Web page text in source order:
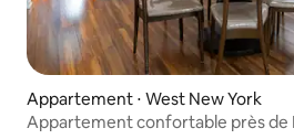
Appartement ⋅ West New York
Appartement confortable près de